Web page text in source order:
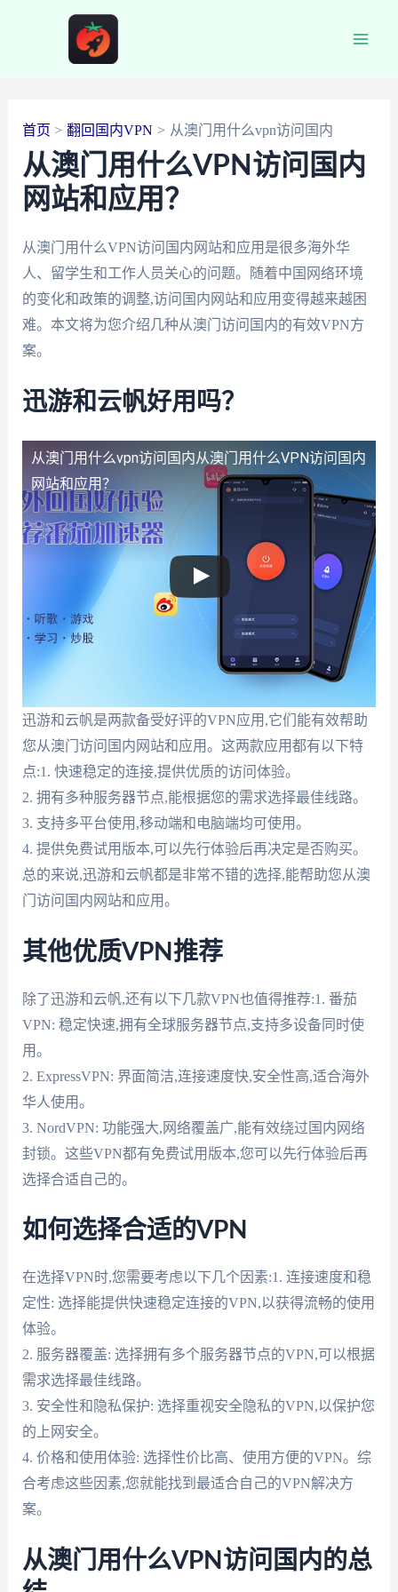
首页 翻回国内VPN 从澳门用什么vpn访问国内
从澳门用什么VPN访问国内
网站和应用？
从澳门用什么VPN访问国内网站和应用是很多海外华
人、留学生和工作人员关心的问题。随着中国网络环境
的变化和政策的调整,访问国内网站和应用变得越来越困
难。本文将为您介绍几种从澳门访问国内的有效VPN方
案。
迅游和云帆好用吗？
从澳门用什么vpn访问国内从澳门用什么VPN访问国内
网站和应用？
迅游和云帆是两款备受好评的VPN应用,它们能有效帮助
您从澳门访问国内网站和应用。这两款应用都有以下特
点:1. 快速稳定的连接,提供优质的访问体验。
2. 拥有多种服务器节点,能根据您的需求选择最佳线路。
3. 支持多平台使用,移动端和电脑端均可使用。
4. 提供免费试用版本,可以先行体验后再决定是否购买。
总的来说,迅游和云帆都是非常不错的选择,能帮助您从澳
门访问国内网站和应用。
其他优质VPN推荐
除了迅游和云帆,还有以下几款VPN也值得推荐:1. 番茄
VPN: 稳定快速,拥有全球服务器节点,支持多设备同时使
用。
2. ExpressVPN: 界面简洁,连接速度快,安全性高,适合海外
华人使用。
3. NordVPN: 功能强大,网络覆盖广,能有效绕过国内网络
封锁。这些VPN都有免费试用版本,您可以先行体验后再
选择合适自己的。
如何选择合适的VPN
在选择VPN时,您需要考虑以下几个因素:1. 连接速度和稳
定性: 选择能提供快速稳定连接的VPN,以获得流畅的使用
体验。
2. 服务器覆盖: 选择拥有多个服务器节点的VPN,可以根据
需求选择最佳线路。
3. 安全性和隐私保护: 选择重视安全隐私的VPN,以保护您
的上网安全。
4. 价格和使用体验: 选择性价比高、使用方便的VPN。综
合考虑这些因素,您就能找到最适合自己的VPN解决方
案。
从澳门用什么VPN访问国内的总